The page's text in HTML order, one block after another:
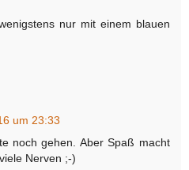
nur mit einem blauen
um 23:33
noch gehen. Aber Spaß macht
Nerven ;-)